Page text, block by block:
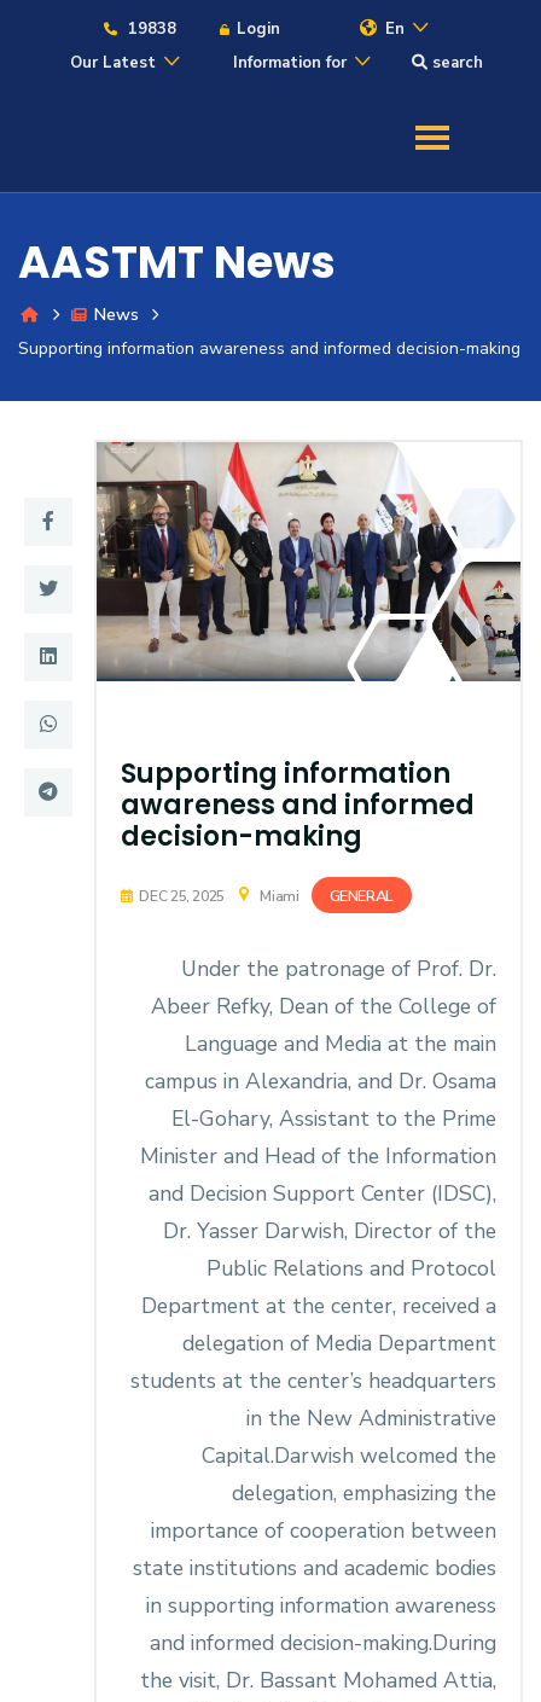
19838 Login
En
Our Latest
Information for search
Admission
Academics
Research
Training
Consultancy
Quick Links
Campuses Life @ AASTMT
Institutes
Deaneries
AASTMT News
News
Supporting information awareness and informed decision-making
Supporting information
awareness and informed
decision-making
DEC 25, 2025 Miami GENERAL
Under the patronage of Prof. Dr.
Abeer Refky, Dean of the College of
Language and Media at the main
campus in Alexandria, and Dr. Osama
El-Gohary, Assistant to the Prime
Minister and Head of the Information
and Decision Support Center (IDSC),
Dr. Yasser Darwish, Director of the
Public Relations and Protocol
Department at the center, received a
delegation of Media Department
students at the center’s headquarters
in the New Administrative
Capital.Darwish welcomed the
delegation, emphasizing the
importance of cooperation between
state institutions and academic bodies
in supporting information awareness
and informed decision-making.During
the visit, Dr. Bassant Mohamed Attia,